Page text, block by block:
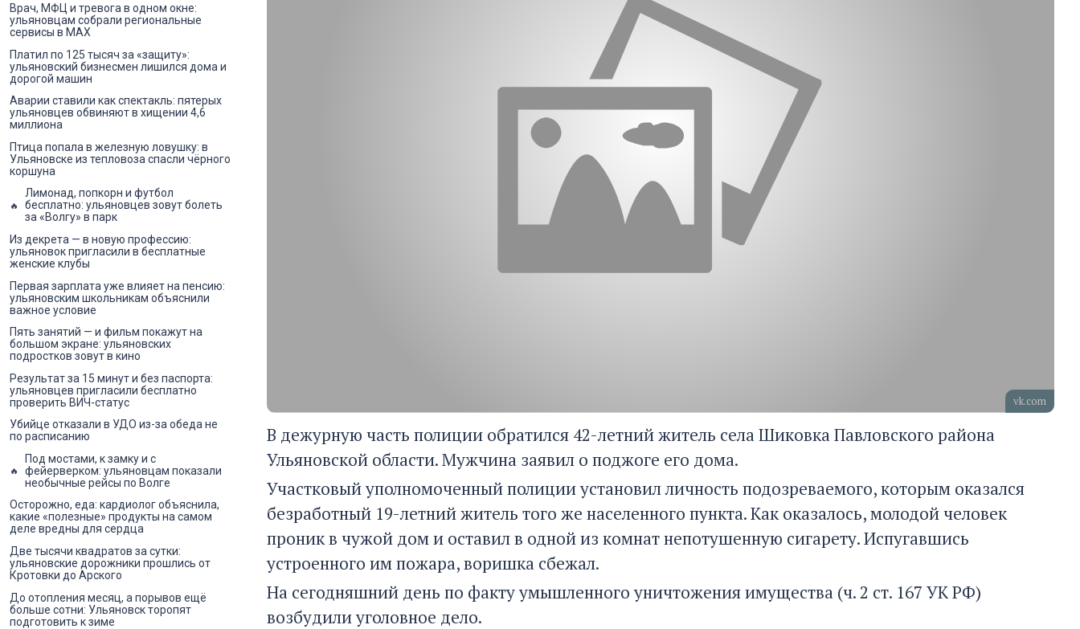
vk.com
В дежурную часть полиции обратился 42-летний житель села Шиковка Павловского района
Ульяновской области. Мужчина заявил о поджоге его дома.
Участковый уполномоченный полиции установил личность подозреваемого, которым оказался
безработный 19-летний житель того же населенного пункта. Как оказалось, молодой человек
проник в чужой дом и оставил в одной из комнат непотушенную сигарету. Испугавшись
устроенного им пожара, воришка сбежал.
На сегодняшний день по факту умышленного уничтожения имущества (ч. 2 ст. 167 УК РФ)
возбудили уголовное дело.
Врач, МФЦ и тревога в одном окне:
ульяновцам собрали региональные
сервисы в MAX
Платил по 125 тысяч за «защиту»:
ульяновский бизнесмен лишился дома и
дорогой машин
Аварии ставили как спектакль: пятерых
ульяновцев обвиняют в хищении 4,6
миллиона
Птица попала в железную ловушку: в
Ульяновске из тепловоза спасли чёрного
коршуна
Лимонад, попкорн и футбол
бесплатно: ульяновцев зовут болеть
за «Волгу» в парк
Из декрета — в новую профессию:
ульяновок пригласили в бесплатные
женские клубы
Первая зарплата уже влияет на пенсию:
ульяновским школьникам объяснили
важное условие
Пять занятий — и фильм покажут на
большом экране: ульяновских
подростков зовут в кино
Результат за 15 минут и без паспорта:
ульяновцев пригласили бесплатно
проверить ВИЧ-статус
Убийце отказали в УДО из-за обеда не
по расписанию
Под мостами, к замку и с
фейерверком: ульяновцам показали
необычные рейсы по Волге
Осторожно, еда: кардиолог объяснила,
какие «полезные» продукты на самом
деле вредны для сердца
Две тысячи квадратов за сутки:
ульяновские дорожники прошлись от
Кротовки до Арского
До отопления месяц, а порывов ещё
больше сотни: Ульяновск торопят
подготовить к зиме